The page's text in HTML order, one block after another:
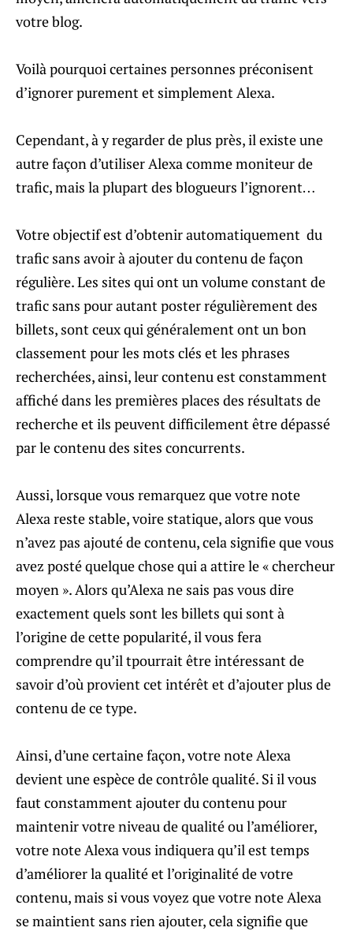
votre blog.
Voilà pourquoi certaines personnes préconisent
d’ignorer purement et simplement Alexa.
Cependant, à y regarder de plus près, il existe une
autre façon d’utiliser Alexa comme moniteur de
trafic, mais la plupart des blogueurs l’ignorent…
Votre objectif est d’obtenir automatiquement du
trafic sans avoir à ajouter du contenu de façon
régulière. Les sites qui ont un volume constant de
trafic sans pour autant poster régulièrement des
billets, sont ceux qui généralement ont un bon
classement pour les mots clés et les phrases
recherchées, ainsi, leur contenu est constamment
affiché dans les premières places des résultats de
recherche et ils peuvent difficilement être dépassé
par le contenu des sites concurrents.
Aussi, lorsque vous remarquez que votre note
Alexa reste stable, voire statique, alors que vous
n’avez pas ajouté de contenu, cela signifie que vous
avez posté quelque chose qui a attire le « chercheur
moyen ». Alors qu’Alexa ne sais pas vous dire
exactement quels sont les billets qui sont à
l’origine de cette popularité, il vous fera
comprendre qu’il tpourrait être intéressant de
savoir d’où provient cet intérêt et d’ajouter plus de
contenu de ce type.
Ainsi, d’une certaine façon, votre note Alexa
devient une espèce de contrôle qualité. Si il vous
faut constamment ajouter du contenu pour
maintenir votre niveau de qualité ou l’améliorer,
votre note Alexa vous indiquera qu’il est temps
d’améliorer la qualité et l’originalité de votre
contenu, mais si vous voyez que votre note Alexa
se maintient sans rien ajouter, cela signifie que